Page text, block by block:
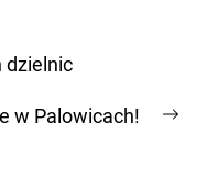
dzielnic
w Palowicach!